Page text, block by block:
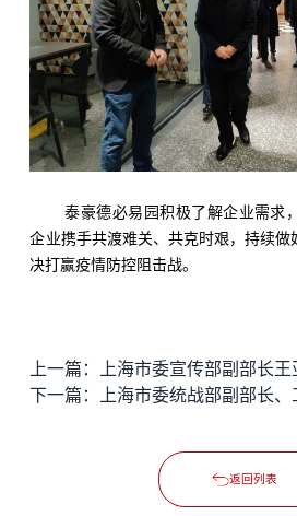
泰豪德必易园积极了解企业需求
企业携手共渡难关、共克时艰，持续做
决打赢疫情防控阻击战。
上一篇：
下一篇：
返回列表